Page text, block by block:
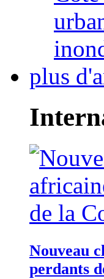
plus
Nouveau
perdants